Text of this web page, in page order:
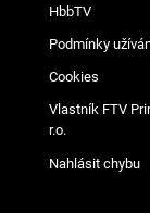
HbbTV
Podmínky
Cookies
Vlastník FTV
r.o.
Nahlásit chybu